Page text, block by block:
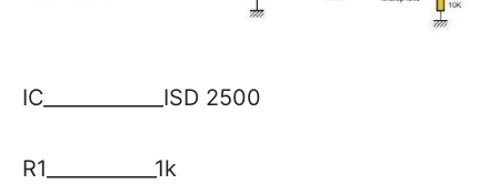
IC____________ISD 2500
R1___________1k